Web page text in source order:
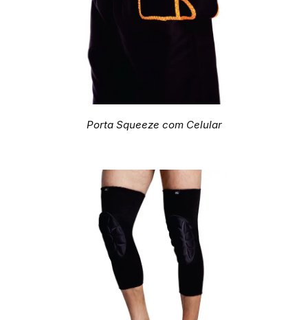
Porta Squeeze com Celular